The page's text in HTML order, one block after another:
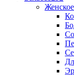
Женское